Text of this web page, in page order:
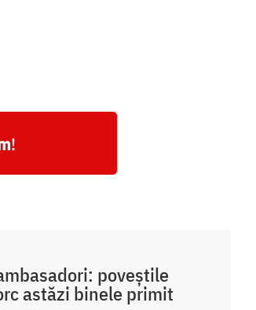
!
poveștile
astăzi binele primit